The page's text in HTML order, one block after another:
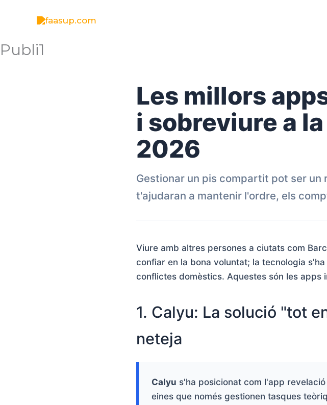
Publi1
Les millors
i sobreviure a
2026
Gestionar un pis compartit pot ser
t'ajudaran a mantenir l'ordre, els
Viure amb altres persones a ciutats com
confiar en la bona voluntat; la tecnologia
conflictes domèstics. Aquestes són les apps
1. Calyu: La solució "tot
neteja
Calyu s'ha posicionat com l'app
eines que només gestionen tasques